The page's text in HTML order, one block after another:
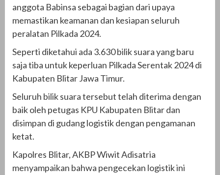
anggota Babinsa sebagai bagian dari upaya
memastikan keamanan dan kesiapan seluruh
peralatan Pilkada 2024.
Seperti diketahui ada 3.630 bilik suara yang baru
saja tiba untuk keperluan Pilkada Serentak 2024 di
Kabupaten Blitar Jawa Timur.
Seluruh bilik suara tersebut telah diterima dengan
baik oleh petugas KPU Kabupaten Blitar dan
disimpan di gudang logistik dengan pengamanan
ketat.
Kapolres Blitar, AKBP Wiwit Adisatria
menyampaikan bahwa pengecekan logistik ini